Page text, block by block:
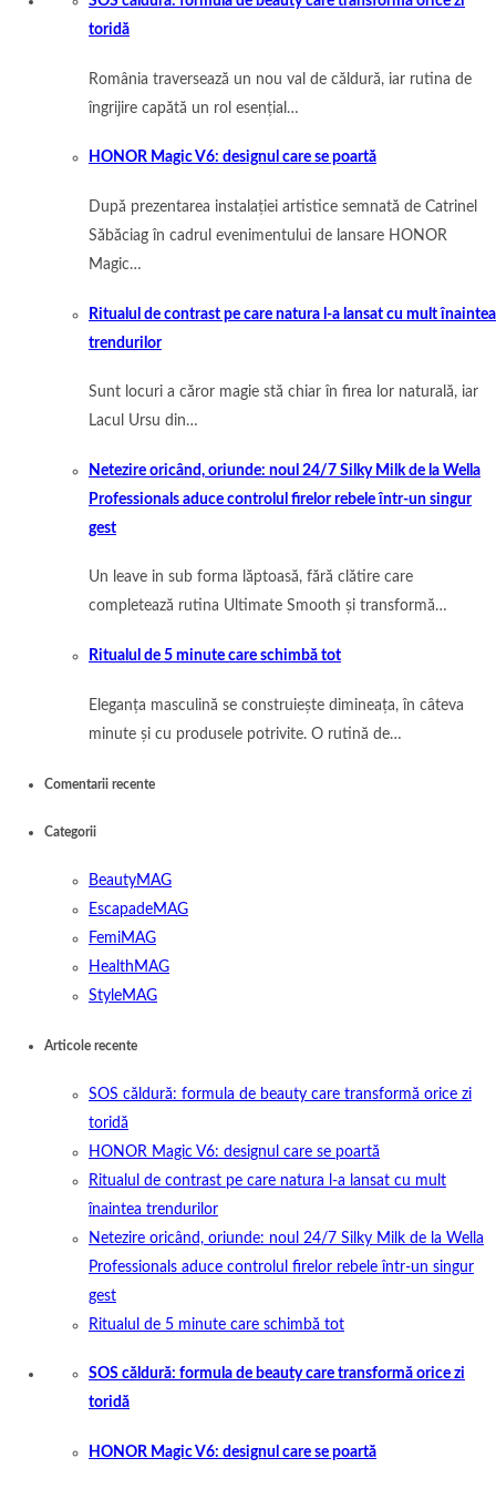
toridă
România traversează un nou val de căldură, iar rutina de
îngrijire capătă un rol esențial…
HONOR Magic V6: designul care se poartă
După prezentarea instalației artistice semnată de Catrinel
Săbăciag în cadrul evenimentului de lansare HONOR
Magic…
Ritualul de contrast pe care natura l-a lansat cu mult înaintea
trendurilor
Sunt locuri a căror magie stă chiar în firea lor naturală, iar
Lacul Ursu din…
Netezire oricând, oriunde: noul 24/7 Silky Milk de la Wella
Professionals aduce controlul firelor rebele într-un singur
gest
Un leave in sub forma lăptoasă, fără clătire care
completează rutina Ultimate Smooth și transformă…
Ritualul de 5 minute care schimbă tot
Eleganța masculină se construiește dimineața, în câteva
minute și cu produsele potrivite. O rutină de…
Comentarii recente
Categorii
BeautyMAG
EscapadeMAG
FemiMAG
HealthMAG
StyleMAG
Articole recente
SOS căldură: formula de beauty care transformă orice zi
toridă
HONOR Magic V6: designul care se poartă
Ritualul de contrast pe care natura l-a lansat cu mult
înaintea trendurilor
Netezire oricând, oriunde: noul 24/7 Silky Milk de la Wella
Professionals aduce controlul firelor rebele într-un singur
gest
Ritualul de 5 minute care schimbă tot
SOS căldură: formula de beauty care transformă orice zi
toridă
HONOR Magic V6: designul care se poartă